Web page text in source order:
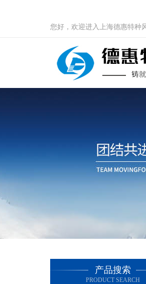
您好，欢迎进入上海德惠特种
产品搜索
PRODUCT SEARCH